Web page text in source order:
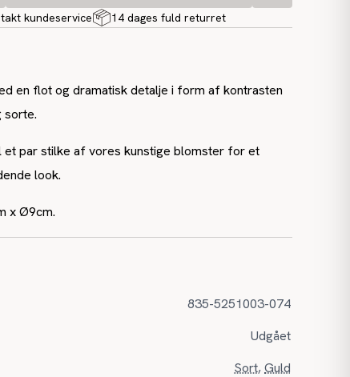
kundeservice 14 dages fuld returret
en flot og dramatisk detalje i form af kontrasten
sorte.
par stilke af vores kunstige blomster for et
look.
x Ø9cm.
835-5251003-074
Udgået
Sort,Guld